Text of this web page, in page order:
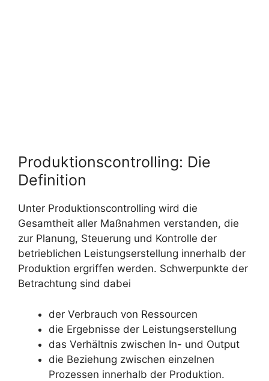
Produktionscontrolling: Die
Definition
Unter Produktionscontrolling wird die
Gesamtheit aller Maßnahmen verstanden, die
zur Planung, Steuerung und Kontrolle der
betrieblichen Leistungserstellung innerhalb der
Produktion ergriffen werden. Schwerpunkte der
Betrachtung sind dabei
der Verbrauch von Ressourcen
die Ergebnisse der Leistungserstellung
das Verhältnis zwischen In- und Output
die Beziehung zwischen einzelnen
Prozessen innerhalb der Produktion.